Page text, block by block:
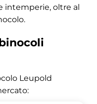
intemperie, oltre al
Leupold